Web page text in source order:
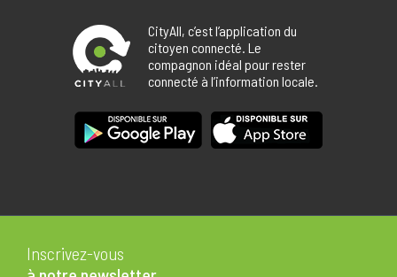
CityAll, c’est l’application du
citoyen connecté. Le
compagnon idéal pour rester
connecté à l’information locale.
Inscrivez-vous